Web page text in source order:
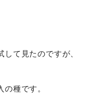
て見たのですが、
種です。